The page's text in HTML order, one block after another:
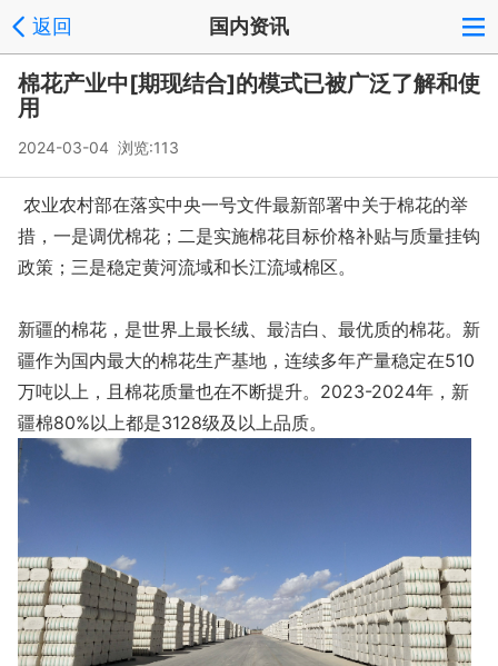
返回 国内资讯
棉花产业中[期现结合]的模式已被广泛了解和使
用
2024-03-04 浏览:113
农业农村部在落实中央一号文件最新部署中关于棉花的举
措，一是调优棉花；二是实施棉花目标价格补贴与质量挂钩
政策；三是稳定黄河流域和长江流域棉区。
新疆的棉花，是世界上最长绒、最洁白、最优质的棉花。新
疆作为国内最大的棉花生产基地，连续多年产量稳定在510
万吨以上，且棉花质量也在不断提升。2023-2024年，新
疆棉80%以上都是3128级及以上品质。